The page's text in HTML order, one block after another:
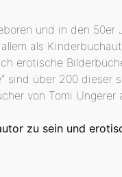
und in den
als
erotische
sind über 200 dieser
von Tomi
zu sein und